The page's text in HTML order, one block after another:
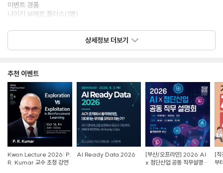
이벤트 경품
나이키 보메로 플러스(1명)
* 이벤트 경품은 당사 사정에 따라 사전 고지 없이 변경될 수 있습니다.
제공됩니다.
*5만 원을 초과하는 이벤트 경품에 대한 제세공과금 22%는 당첨자 부담으로
진행됩니다. 동의하지 않는 경우 당첨이 취소될 수 있습니다.
*경품 선정은 무작위로 진행되며, 이벤트 전용 계정 및 비공개 계정은 경품 선정
대상에서 제외될 수 있습니다.
상세정보 더보기
추천 이벤트
Kwon Lecture 2026: P.
R. Kumar 교수 초청 강연
AI Ready Data 2026
[부산/오프라인] 2026 AI
x 첨단산업 공동 직무설명회
[직
부